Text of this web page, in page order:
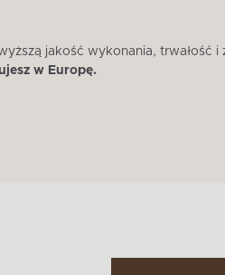
jakość wykonania, trwałość
w Europę.